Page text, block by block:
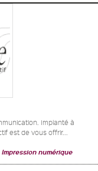
Implanté à
est de vous offrir...
Impression numérique